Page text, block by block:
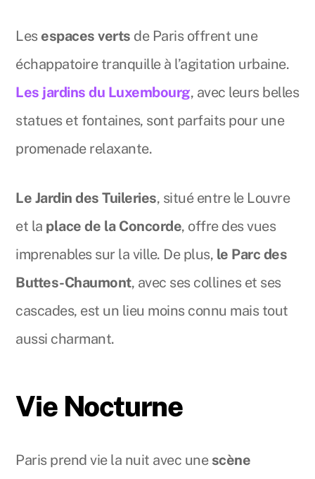
Les espaces verts de Paris offrent une
échappatoire tranquille à l’agitation urbaine.
Les jardins du Luxembourg, avec leurs belles
statues et fontaines, sont parfaits pour une
promenade relaxante.
Le Jardin des Tuileries, situé entre le Louvre
et la place de la Concorde, offre des vues
imprenables sur la ville. De plus, le Parc des
Buttes-Chaumont, avec ses collines et ses
cascades, est un lieu moins connu mais tout
aussi charmant.
Vie Nocturne
Paris prend vie la nuit avec une scène